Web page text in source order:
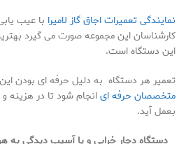
نمایندگی تعمیرات اجاق گاز لامیرا با عیب
کارشناسان این مجموعه صورت می گیرد
این دستگاه است.
تعمیر هر دستگاه به دلیل حرفه ای بودن
متخصصان حرفه ایانجام شود تا در هزینه
بعمل آید.
دستگاه دچار خرابی و یا آسیب دیدگی